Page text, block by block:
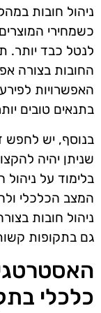
ניהול חובות
כשמחירי
לנטל כבד יותר.
החובות בצורה
האפשרויות
בתנאים טובים
בנוסף, יש לחפש
שניתן יהיה
בלימוד על ניהול
המצב הכלכלי
ניהול חובות
גם בתקופות
כלכלי